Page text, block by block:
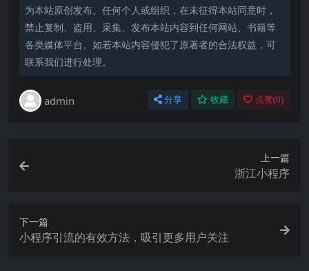
为本站原创发布。任何个人或组织，在未征得本站同意时，
禁止复制、盗用、采集、发布本站内容到任何网站、书籍等
各类媒体平台。如若本站内容侵犯了原著者的合法权益，可
联系我们进行处理。
admin 分享 收藏 点赞(0)
上一篇
浙江小程序
下一篇
小程序引流的有效方法，吸引更多用户关注